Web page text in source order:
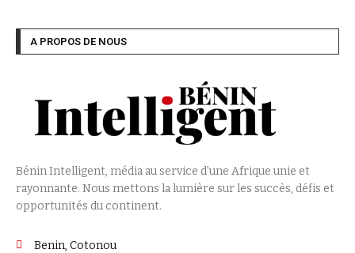
A PROPOS DE NOUS
Bénin Intelligent, média au service d’une Afrique unie et
rayonnante. Nous mettons la lumière sur les succès, défis et
opportunités du continent.
Benin, Cotonou